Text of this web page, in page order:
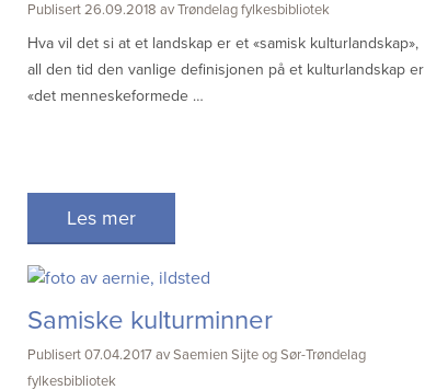
Publisert 26.09.2018 av Trøndelag fylkesbibliotek
Hva vil det si at et landskap er et «samisk kulturlandskap»,
all den tid den vanlige definisjonen på et kulturlandskap er
«det menneskeformede …
Les mer
Samiske kulturminner
Publisert 07.04.2017 av Saemien Sijte og Sør-Trøndelag
fylkesbibliotek